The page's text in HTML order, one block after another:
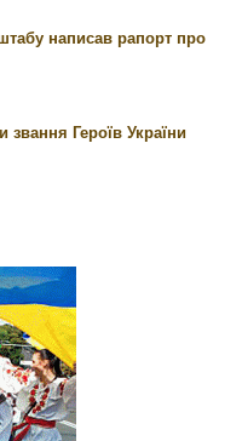
написав рапорт про
Героїв України